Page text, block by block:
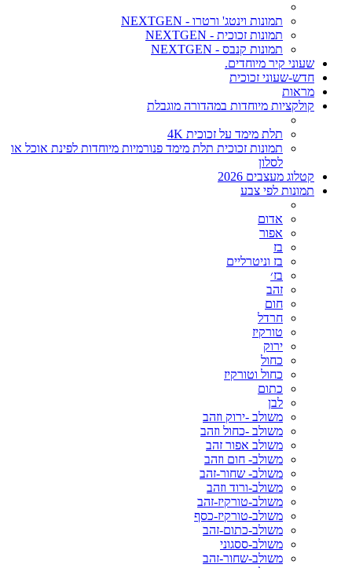
תמונות וינטג' ורטרו - NEXTGEN
תמונות זכוכית - NEXTGEN
תמונות קנבס - NEXTGEN
שעוני קיר מיוחדים.
חדש-שעוני זכוכית
מראות
קולקציות מיוחדות במהדורה מוגבלת
תלת מימד על זכוכית 4K
תמונות זכוכית תלת מימד פנורמיות מיוחדות לפינת אוכל או
לסלון
קטלוג מעצבים 2026
תמונות לפי צבע
אדום
אפור
בז
בז וניטרליים
בז׳
זהב
חום
חרדל
טורקיז
ירוק
כחול
כחול וטורקיז
כתום
לבן
משולב -ירוק וזהב
משולב -כחול וזהב
משולב אפור זהב
משולב- חום וזהב
משולב- שחור-זהב
משולב-ורוד וזהב
משולב-טורקיז-זהב
משולב-טורקיז-כסף
משולב-כתום-זהב
משולב-ססגוני
משולב-שחור-זהב